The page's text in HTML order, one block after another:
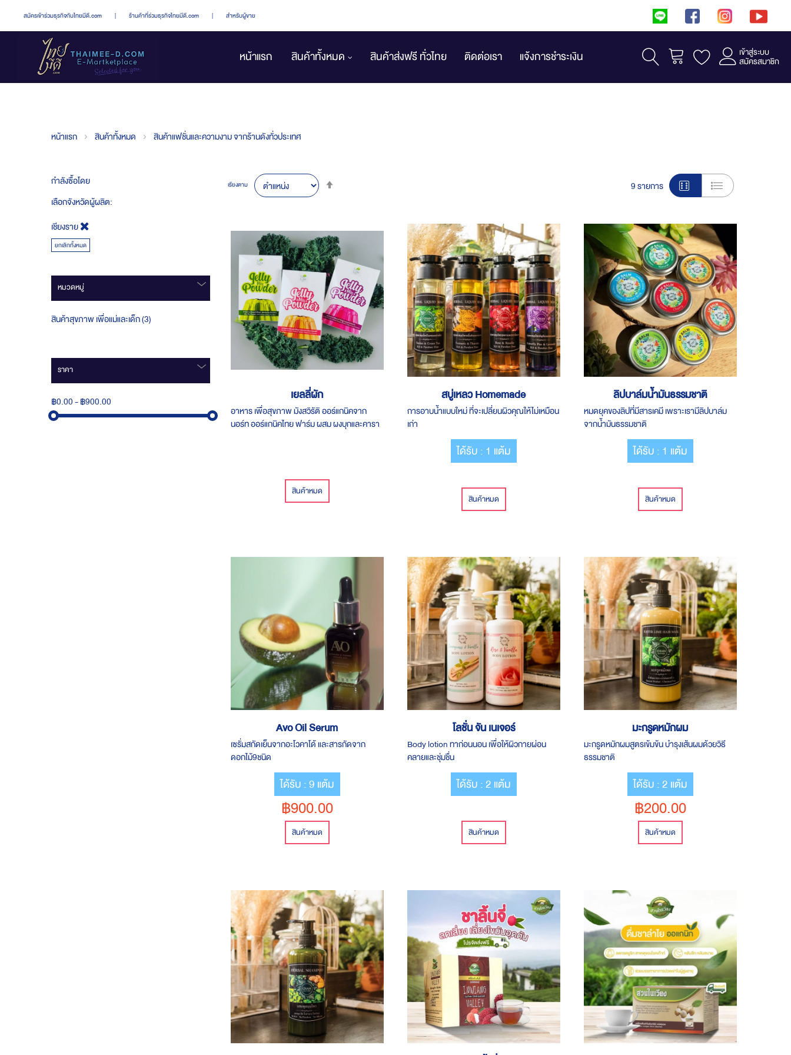
สมัครเข้าร่วมธุรกิจกับไทยมีดี.com | ร้านค้าที่ร่วมธุรกิจไทยมีดี.com | สำหรับผู้ขาย
หน้าแรก สินค้าทั้งหมด สินค้าส่งฟรี ทั่วไทย ติดต่อเรา แจ้งการชำระเงิน รถเข็น เข้าสู่ระบบ
สมัครสมาชิก
หน้าแรก สินค้าทั้งหมด สินค้าแฟชั่นและความงาม จากร้านดังทั่วประเทศ
กำลังซื้อโดย
เลือกจังหวัดผู้ผลิต
เชียงราย
ยกเลิกทั้งหมด
หมวดหมู่
สินค้าสุขภาพ เพื่อแม่และเด็ก 3ชิ้น
ราคา
฿0.00-฿900.00
View
9รายการ
เรียงตาม
Direction
เยลลี่ผัก
อาหาร​ เพื่อสุขภาพ​ มังสวิรัติ ออร์แกนิค​จาก​ ​
นอร์ท​ ออร์แกนิค​ไทย​ ฟาร์ม ผสม ผ​งบุกและคารา
สินค้าหมด
สบู่เหลว Homemade
การอาบน้ำแบบใหม่ ที่จะเปลี่ยนผิวคุณให้ไม่เหมือน
เก่า
ได้รับ : 1 แต้ม
สินค้าหมด
ลิปบาล์มน้ำมันธรรมชาติ
หมดยุคของลิปที่มีสารเคมี เพราะเรามีลิปบาล์ม
จากน้ำมันธรรมชาติ
ได้รับ : 1 แต้ม
สินค้าหมด
Avo Oil Serum
เซรั่มสกัดเย็นจากอะโวคาโด้ และสารกัดจาก
ดอกไม้9ชนิด
ได้รับ : 9 แต้ม
฿900.00
สินค้าหมด
โลชั่น จัน เนเจอร์
Body lotion ทาก่อนนอน เพื่อให้ผิวกายผ่อน
คลายและชุ่มชื่น
ได้รับ : 2 แต้ม
สินค้าหมด
มะกรูดหมักผม
มะกรูดหมักผมสูตรเข้มข้น บำรุงเส้นผมด้วยวิธี
ธรรมชาติ
ได้รับ : 2 แต้ม
฿200.00
สินค้าหมด